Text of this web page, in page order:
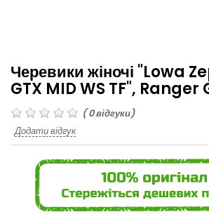
Черевики жіночі "Lowa
GTX MID WS TF", Ranger
(0відгуки)
Додати відгук